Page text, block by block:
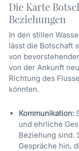
Die Karte
Beziehungen
In den stillen
lässt die Botschaft
von
von der Ankunft
Richtung des
könnten.
Kommunikation:
und ehrliche
Beziehung sind.
Gespräche hin,